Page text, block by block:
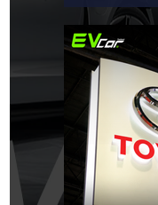
(HEV)
6 เดือนแรก (
แตะ 16,920
ปรับเป้าหมายย
36,000 คัน จ
คัน โดยพร้อม
(Back
สั้น - ปรับเป้าเติบโต & เคลียร์ Back
Order: ยอดข
ถึง 67% ประ
การนำเข้าชิ้นส่